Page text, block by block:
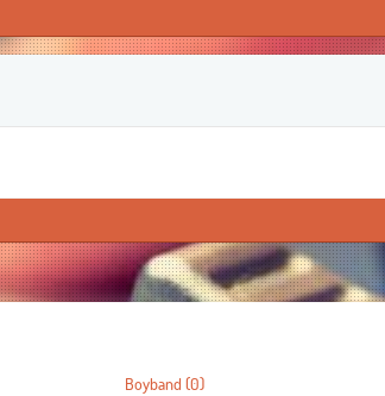
Boyband (0)